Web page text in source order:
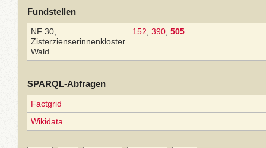
Fundstellen
NF 30,
Zisterzienserinnenkloster
Wald
152 390 505
SPARQL-Abfragen
Factgrid
Wikidata